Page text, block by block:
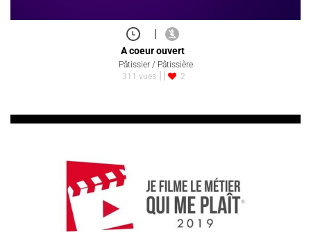
|
A coeur ouvert
Pâtissier / Pâtissière
311 vues
2